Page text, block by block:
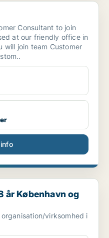
Consultant to join
will join team Customer
og Roskilde
år København og
virksomhed i